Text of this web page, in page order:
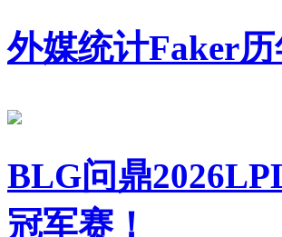
外媒统计Faker
BLG问鼎
冠军赛！